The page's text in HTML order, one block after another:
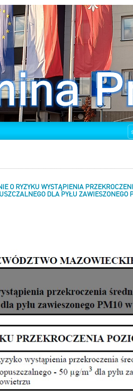
O RYZYKU WYSTĄPIENIA
DLA PYŁU ZAWIESZONEGO